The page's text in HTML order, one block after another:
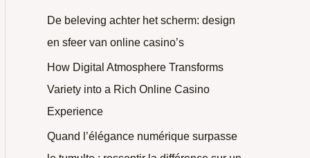
De beleving achter het scherm: design
en sfeer van online casino’s
How Digital Atmosphere Transforms
Variety into a Rich Online Casino
Experience
Quand l’élégance numérique surpasse